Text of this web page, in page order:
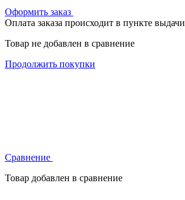
Оформить заказ
Оплата заказа происходит в пункте выдачи
Товар не добавлен в сравнение
Продолжить покупки
Сравнение
Товар добавлен в сравнение